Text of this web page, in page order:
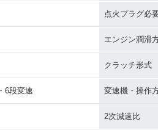
点火プラグ必
エンジン潤滑
クラッチ形式
6段変速 変速機・操作
2次減速比